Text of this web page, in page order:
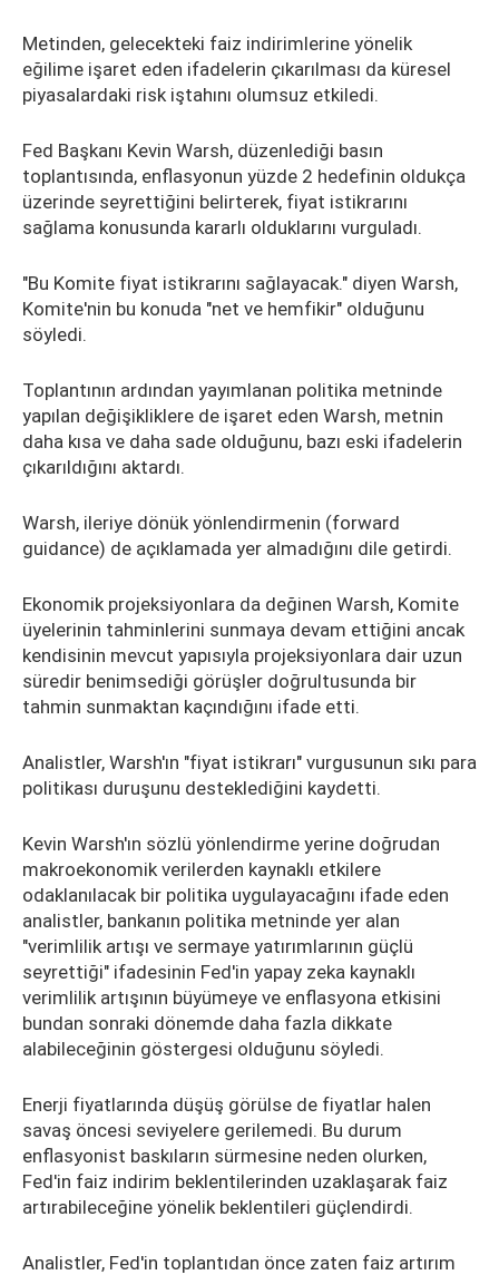
Metinden, gelecekteki faiz indirimlerine yönelik
eğilime işaret eden ifadelerin çıkarılması da küresel
piyasalardaki risk iştahını olumsuz etkiledi.
Fed Başkanı Kevin Warsh, düzenlediği basın
toplantısında, enflasyonun yüzde 2 hedefinin oldukça
üzerinde seyrettiğini belirterek, fiyat istikrarını
sağlama konusunda kararlı olduklarını vurguladı.
"Bu Komite fiyat istikrarını sağlayacak." diyen Warsh,
Komite'nin bu konuda "net ve hemfikir" olduğunu
söyledi.
Toplantının ardından yayımlanan politika metninde
yapılan değişikliklere de işaret eden Warsh, metnin
daha kısa ve daha sade olduğunu, bazı eski ifadelerin
çıkarıldığını aktardı.
Warsh, ileriye dönük yönlendirmenin (forward
guidance) de açıklamada yer almadığını dile getirdi.
Ekonomik projeksiyonlara da değinen Warsh, Komite
üyelerinin tahminlerini sunmaya devam ettiğini ancak
kendisinin mevcut yapısıyla projeksiyonlara dair uzun
süredir benimsediği görüşler doğrultusunda bir
tahmin sunmaktan kaçındığını ifade etti.
Analistler, Warsh'ın "fiyat istikrarı" vurgusunun sıkı para
politikası duruşunu desteklediğini kaydetti.
Kevin Warsh'ın sözlü yönlendirme yerine doğrudan
makroekonomik verilerden kaynaklı etkilere
odaklanılacak bir politika uygulayacağını ifade eden
analistler, bankanın politika metninde yer alan
"verimlilik artışı ve sermaye yatırımlarının güçlü
seyrettiği" ifadesinin Fed'in yapay zeka kaynaklı
verimlilik artışının büyümeye ve enflasyona etkisini
bundan sonraki dönemde daha fazla dikkate
alabileceğinin göstergesi olduğunu söyledi.
Enerji fiyatlarında düşüş görülse de fiyatlar halen
savaş öncesi seviyelere gerilemedi. Bu durum
enflasyonist baskıların sürmesine neden olurken,
Fed'in faiz indirim beklentilerinden uzaklaşarak faiz
artırabileceğine yönelik beklentileri güçlendirdi.
Analistler, Fed'in toplantıdan önce zaten faiz artırım